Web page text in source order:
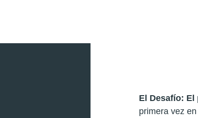
El Desafío: El
primera vez